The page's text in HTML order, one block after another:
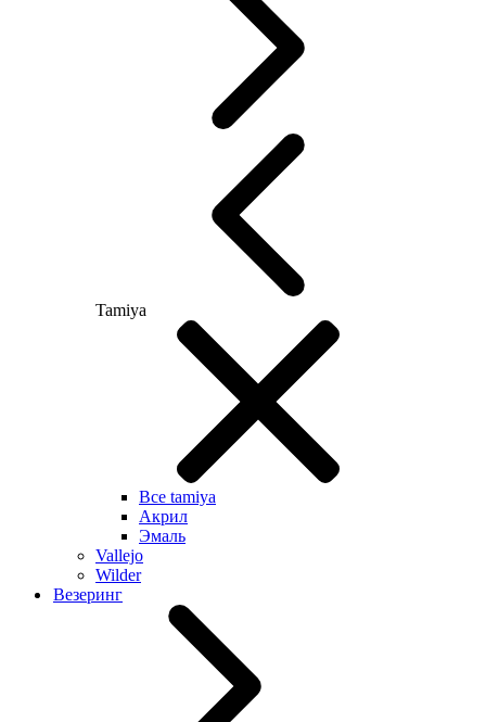
Tamiya
Все tamiya
Акрил
Эмаль
Vallejo
Wilder
Везеринг